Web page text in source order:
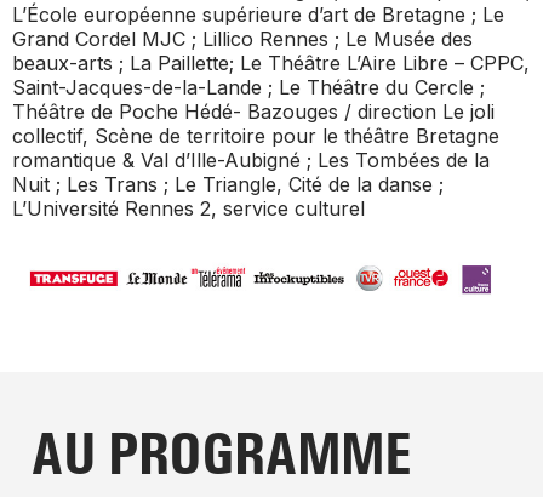
L’École européenne supérieure d’art de Bretagne ; Le
Grand Cordel MJC ; Lillico Rennes ; Le Musée des
beaux-arts ; La Paillette; Le Théâtre L’Aire Libre – CPPC,
Saint-Jacques-de-la-Lande ; Le Théâtre du Cercle ;
Théâtre de Poche Hédé- Bazouges / direction Le joli
collectif, Scène de territoire pour le théâtre Bretagne
romantique & Val d’Ille-Aubigné ; Les Tombées de la
Nuit ; Les Trans ; Le Triangle, Cité de la danse ;
L’Université Rennes 2, service culturel
AU PROGRAMME